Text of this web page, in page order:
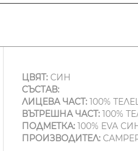
ЦВЯТ:СИН
СЪСТАВ:
ЛИЦЕВА ЧАСТ:100%
ВЪТРЕШНА ЧАСТ:100%
ПОДМЕТКА:100% EVA
ПРОИЗВОДИТЕЛ: